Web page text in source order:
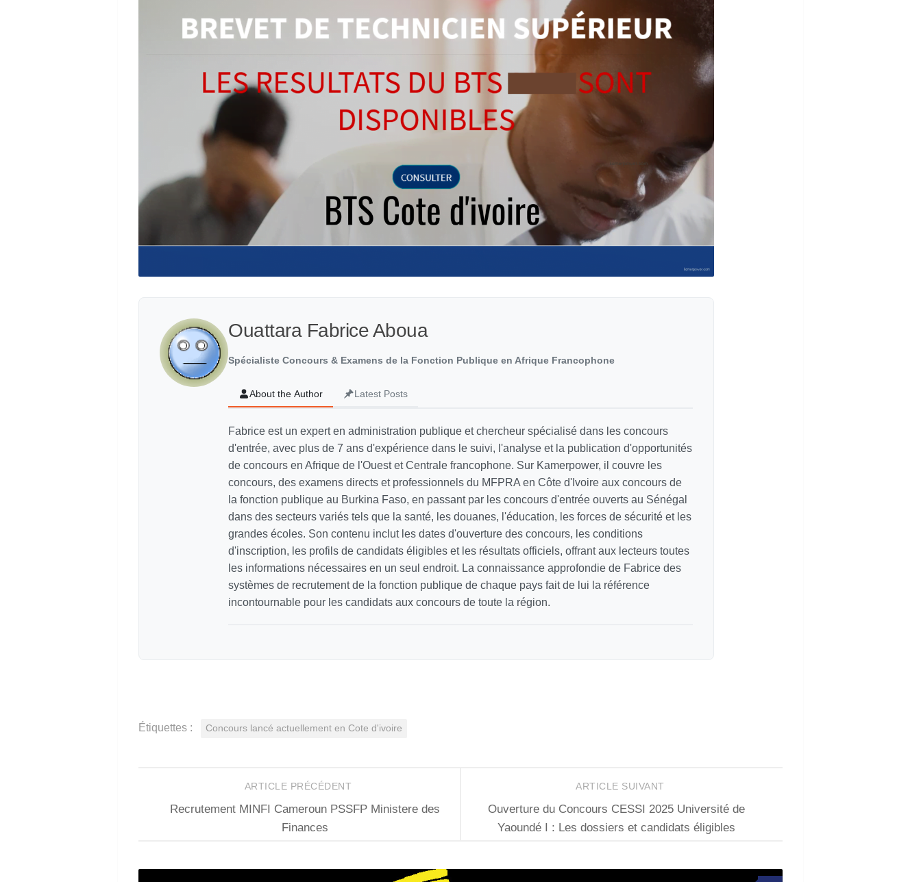
Ouattara Fabrice Aboua
Spécialiste Concours & Examens de la Fonction Publique en Afrique Francophone
About the Author Latest Posts
Fabrice est un expert en administration publique et chercheur spécialisé dans les concours
d'entrée, avec plus de 7 ans d'expérience dans le suivi, l'analyse et la publication d'opportunités
de concours en Afrique de l'Ouest et Centrale francophone. Sur Kamerpower, il couvre les
concours, des examens directs et professionnels du MFPRA en Côte d'Ivoire aux concours de
la fonction publique au Burkina Faso, en passant par les concours d'entrée ouverts au Sénégal
dans des secteurs variés tels que la santé, les douanes, l'éducation, les forces de sécurité et les
grandes écoles. Son contenu inclut les dates d'ouverture des concours, les conditions
d'inscription, les profils de candidats éligibles et les résultats officiels, offrant aux lecteurs toutes
les informations nécessaires en un seul endroit. La connaissance approfondie de Fabrice des
systèmes de recrutement de la fonction publique de chaque pays fait de lui la référence
incontournable pour les candidats aux concours de toute la région.
Étiquettes : Concours lancé actuellement en Cote d'ivoire
ARTICLE SUIVANT
Ouverture du Concours CESSI 2025 Université de
Yaoundé I : Les dossiers et candidats éligibles
ARTICLE PRÉCÉDENT
Recrutement MINFI Cameroun PSSFP Ministere des
Finances